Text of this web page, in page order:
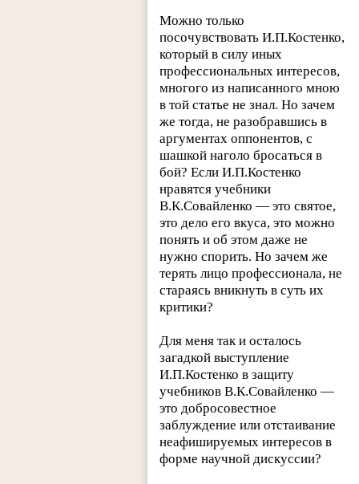
Можно только
посочувствовать И.П.Костенко,
который в силу иных
профессиональных интересов,
многого из написанного мною
в той статье не знал. Но зачем
же тогда, не разобравшись в
аргументах оппонентов, с
шашкой наголо бросаться в
бой? Если И.П.Костенко
нравятся учебники
В.К.Совайленко — это святое,
это дело его вкуса, это можно
понять и об этом даже не
нужно спорить. Но зачем же
терять лицо профессионала, не
стараясь вникнуть в суть их
критики?
Для меня так и осталось
загадкой выступление
И.П.Костенко в защиту
учебников В.К.Совайленко —
это добросовестное
заблуждение или отстаивание
неафишируемых интересов в
форме научной дискуссии?